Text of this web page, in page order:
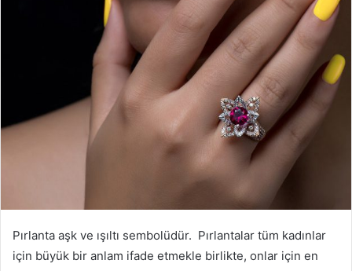
Pırlanta aşk ve ışıltı sembolüdür. Pırlantalar tüm kadınlar
için büyük bir anlam ifade etmekle birlikte, onlar için en